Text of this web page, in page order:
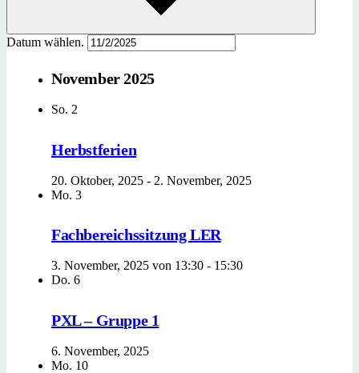
Datum wählen.
November 2025
So. 2
Herbstferien
20. Oktober, 2025 - 2. November, 2025
Mo. 3
Fachbereichssitzung LER
3. November, 2025 von 13:30 - 15:30
Do. 6
PXL – Gruppe 1
6. November, 2025
Mo. 10